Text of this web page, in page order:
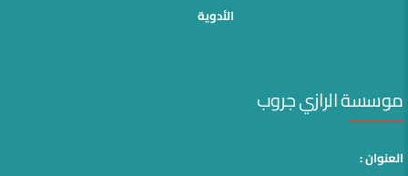
الأدوية
موسسة الرازي جروب
العنوان :